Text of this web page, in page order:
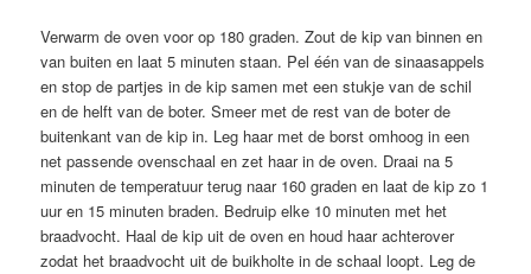
Verwarm de oven voor op 180 graden. Zout de kip van binnen en
van buiten en laat 5 minuten staan. Pel één van de sinaasappels
en stop de partjes in de kip samen met een stukje van de schil
en de helft van de boter. Smeer met de rest van de boter de
buitenkant van de kip in. Leg haar met de borst omhoog in een
net passende ovenschaal en zet haar in de oven. Draai na 5
minuten de temperatuur terug naar 160 graden en laat de kip zo 1
uur en 15 minuten braden. Bedruip elke 10 minuten met het
braadvocht. Haal de kip uit de oven en houd haar achterover
zodat het braadvocht uit de buikholte in de schaal loopt. Leg de